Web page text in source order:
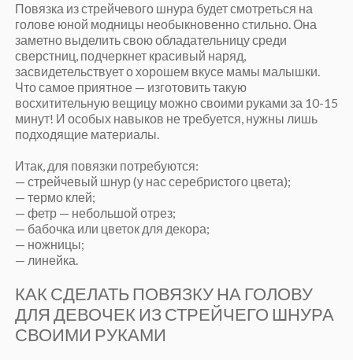
Повязка из стрейчевого шнура будет смотреться на
голове юной модницы необыкновенно стильно. Она
заметно выделить свою обладательницу среди
сверстниц, подчеркнет красивый наряд,
засвидетельствует о хорошем вкусе мамы малышки.
Что самое приятное — изготовить такую
восхитительную вещицу можно своими руками за 10-15
минут! И особых навыков не требуется, нужны лишь
подходящие материалы.
Итак, для повязки потребуются:
— стрейчевый шнур (у нас серебристого цвета);
— термо клей;
— фетр — небольшой отрез;
— бабочка или цветок для декора;
— ножницы;
— линейка.
КАК СДЕЛАТЬ ПОВЯЗКУ НА ГОЛОВУ
ДЛЯ ДЕВОЧЕК ИЗ СТРЕЙЧЕГО ШНУРА
СВОИМИ РУКАМИ